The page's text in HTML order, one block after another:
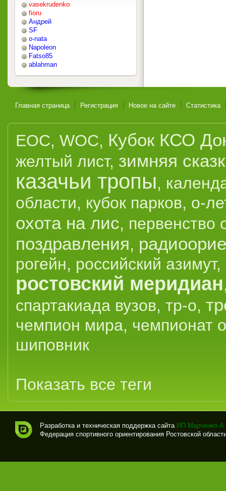
vasekrudenko
fioru
Андрей
SF
o-nata
Napoleon
Fatso85
ablahman
Главная страница Регистрация Новое на сайте Статистика
EOC, WOC, Кубок КСО
желтый лист, зимняя
казачьи тропы,
области, кубок парков, о-
охота на лис, первенство
поздравления,
рогейн, российский азимут,
ростовский меридиан
спартакиада вузов, тр-о,
чемпион мира, чемпионат
шиповник
Показать все теги
вно
Разработка и техническая поддержка сайта ИП Марченко
Федерация спортивного ориентирования Ростовской